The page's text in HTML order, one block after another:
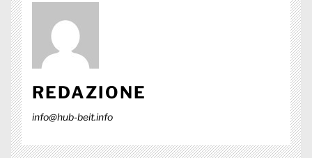
REDAZIONE
info@hub-beit.info